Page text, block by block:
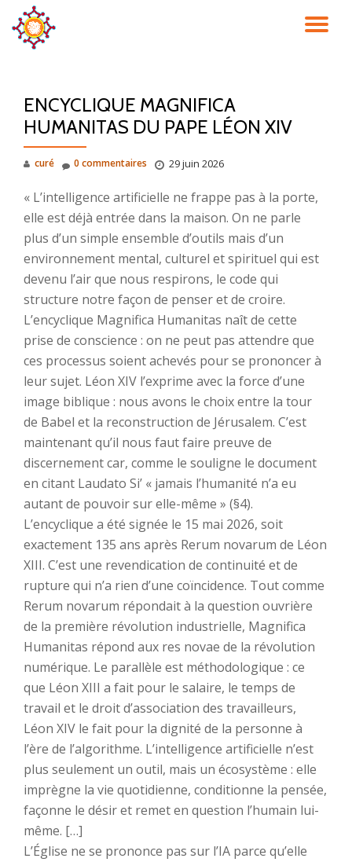
Aller
ENCYCLIQUE MAGNIFICA
HUMANITAS DU PAPE LÉON XIV
curé 29 juin 2026
0 commentaires
« L’intelligence artificielle ne frappe pas à la porte,
elle est déjà entrée dans la maison. On ne parle
plus d’un simple ensemble d’outils mais d’un
environnement mental, culturel et spirituel qui est
devenu l’air que nous respirons, le code qui
structure notre façon de penser et de croire.
L’encyclique Magnifica Humanitas naît de cette
prise de conscience : on ne peut pas attendre que
ces processus soient achevés pour se prononcer à
leur sujet. Léon XIV l’exprime avec la force d’une
image biblique : nous avons le choix entre la tour
de Babel et la reconstruction de Jérusalem. C’est
maintenant qu’il nous faut faire preuve de
discernement car, comme le souligne le document
en citant Laudato Si’ « jamais l’humanité n’a eu
autant de pouvoir sur elle-même » (§4).
L’encyclique a été signée le 15 mai 2026, soit
exactement 135 ans après Rerum novarum de Léon
XIII. C’est une revendication de continuité et de
rupture qui n’a rien d’une coïncidence. Tout comme
Rerum novarum répondait à la question ouvrière
de la première révolution industrielle, Magnifica
Humanitas répond aux res novae de la révolution
numérique. Le parallèle est méthodologique : ce
que Léon XIII a fait pour le salaire, le temps de
travail et le droit d’association des travailleurs,
Léon XIV le fait pour la dignité de la personne à
l’ère de l’algorithme. L’intelligence artificielle n’est
plus seulement un outil, mais un écosystème : elle
imprègne la vie quotidienne, conditionne la pensée,
façonne le désir et remet en question l’humain lui-
même. […]
L’Église ne se prononce pas sur l’IA parce qu’elle